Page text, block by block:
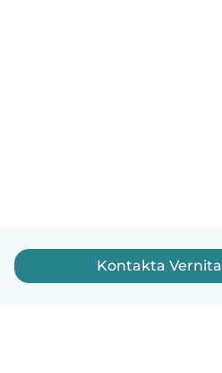
Kontakta Vernita